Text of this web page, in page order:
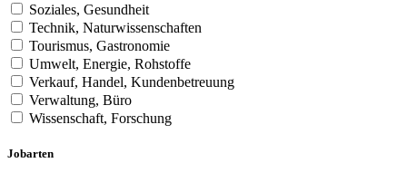
Soziales, Gesundheit
Technik, Naturwissenschaften
Tourismus, Gastronomie
Umwelt, Energie, Rohstoffe
Verkauf, Handel, Kundenbetreuung
Verwaltung, Büro
Wissenschaft, Forschung
Jobarten